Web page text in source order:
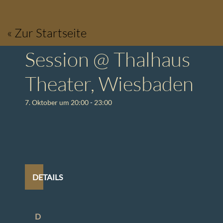
springen
« Zur Startseite
Session @ Thalhaus
Theater, Wiesbaden
7. Oktober um 20:00- 23:00
DETAILS
D